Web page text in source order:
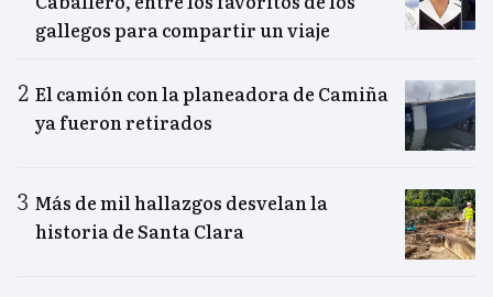
gallegos para compartir un viaje
El camión con la planeadora de Camiña
ya fueron retirados
Más de mil hallazgos desvelan la
historia de Santa Clara